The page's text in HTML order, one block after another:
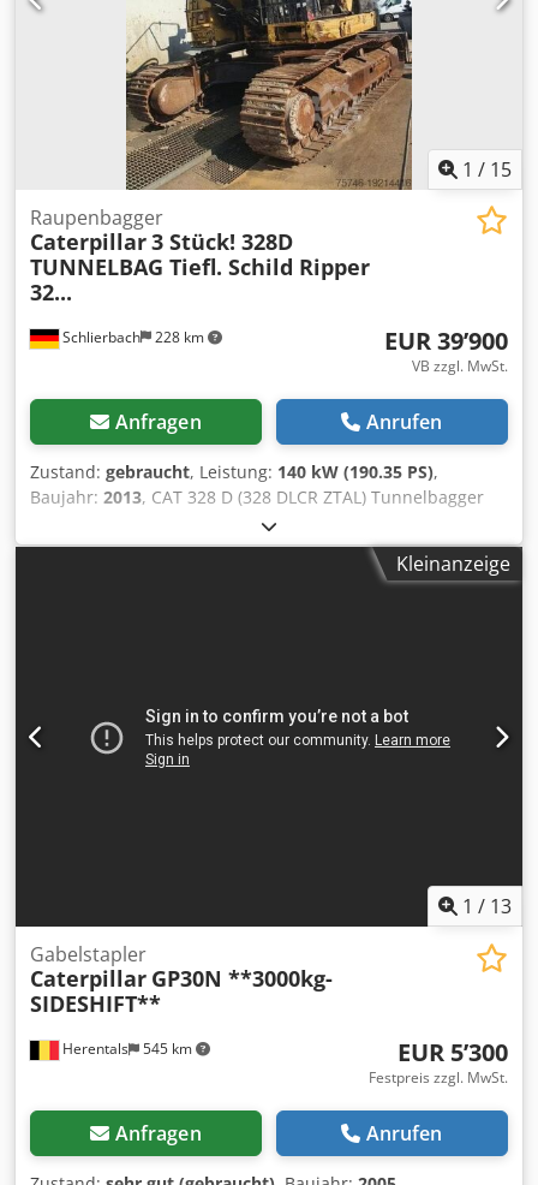
1 / 15
Schlierbach 228 km
Raupenbagger
Caterpillar3 Stück! 328D
TUNNELBAG Tiefl. Schild Ripper
32...
EUR 39’900
VB zzgl. MwSt.
Anfragen Anrufen
Zustand: gebraucht, Leistung: 140 kW (190.35 PS),
Baujahr: 2013, CAT 328 D (328 DLCR ZTAL) Tunnelbagger
Sehr viele Teile zusätzlich gegen Aufpreis erhältlich, z. B.
ein kompletter Oberbau etc.!! • Leistung: 140 kW (190 PS) •
Knick-/ Verstellausleger für Tunnelarbeiten •
durch Fa. Zeppelin / Caterpillar Cedpfxjwmpcuo Afdsrf
Irrtümer und Zwischenverkauf vorbehaltlich! = Weitere
Informationen = Baujahr: 2013 Schäden: keines
Kleinanzeige
1 / 13
Herentals 545 km
Gabelstapler
Caterpillar GP30N **3000kg-
SIDESHIFT**
EUR 5’300
Festpreis zzgl. MwSt.
Anfragen Anrufen